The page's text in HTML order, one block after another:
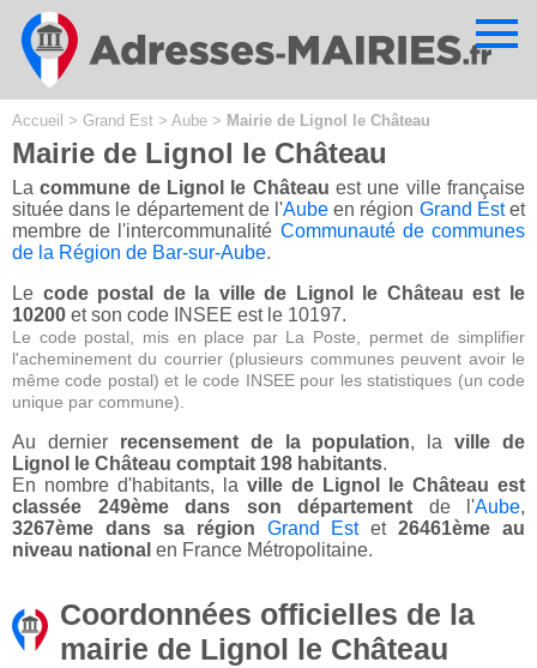
Accueil > Grand Est > Aube > Mairie de Lignol le Château
Mairie de Lignol le Château
Lacommune de Lignol le Château est une ville française
située dans le département de l'Aube en région Grand Estet
membre de l'intercommunalité Communauté de communes
de la Région de Bar-sur-Aube.
Le code postal de la ville de Lignol le Château est le
10200 et son code INSEE est le 10197.
Le code postal, mis en place par La Poste, permet de simplifier
l'acheminement du courrier (plusieurs communes peuvent avoir le
même code postal) et le code INSEE pour les statistiques (un code
unique par commune).
Au dernier recensement de la population, laville de
Lignol le Château comptait 198 habitants.
En nombre d'habitants, la ville de Lignol le Château est
classée 249ème dans son département de l'Aube,
3267ème dans sa région
Grand Estet26461ème au
niveau national en France Métropolitaine.
Coordonnées officielles de la
mairie de Lignol le Château
Cookies management panel